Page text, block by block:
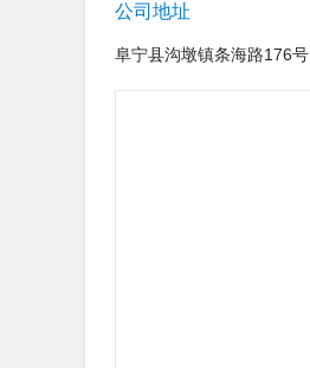
公司地址
阜宁县沟墩镇条海路176号